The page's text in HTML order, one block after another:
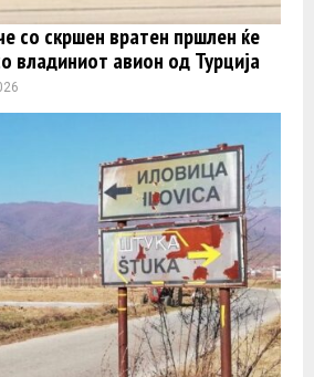
со скршен вратен пршлен ќе
владиниот авион од Турција